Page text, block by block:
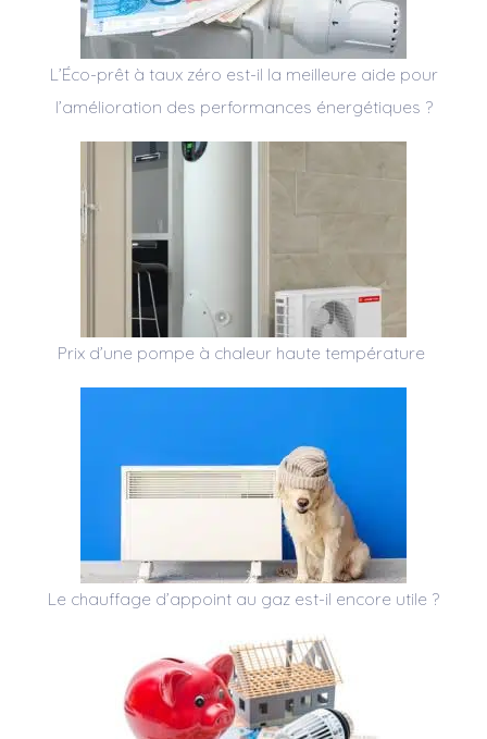
L’Éco-prêt à taux zéro est-il la meilleure aide pour
l’amélioration des performances énergétiques ?
Prix d’une pompe à chaleur haute température
Le chauffage d’appoint au gaz est-il encore utile ?